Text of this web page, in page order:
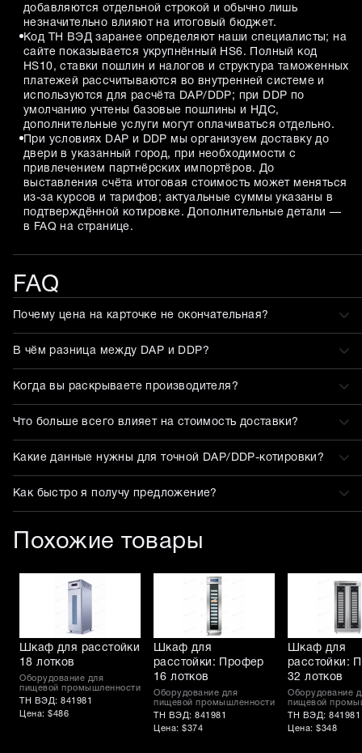
добавляются отдельной строкой и обычно лишь
незначительно влияют на итоговый бюджет.
Код ТН ВЭД заранее определяют наши специалисты; на
сайте показывается укрупнённый HS6. Полный код
HS10, ставки пошлин и налогов и структура таможенных
платежей рассчитываются во внутренней системе и
используются для расчёта DAP/DDP; при DDP по
умолчанию учтены базовые пошлины и НДС,
дополнительные услуги могут оплачиваться отдельно.
При условиях DAP и DDP мы организуем доставку до
двери в указанный город, при необходимости с
привлечением партнёрских импортёров. До
выставления счёта итоговая стоимость может меняться
из-за курсов и тарифов; актуальные суммы указаны в
подтверждённой котировке. Дополнительные детали —
в FAQ на странице.
FAQ
Почему цена на карточке не окончательная?
В чём разница между DAP и DDP?
Когда вы раскрываете производителя?
Что больше всего влияет на стоимость доставки?
Какие данные нужны для точной DAP/DDP-котировки?
Как быстро я получу предложение?
Похожие товары
Шкаф для расстойки
18 лотков
Оборудование для
пищевой промышленности
ТН ВЭД: 841981
Цена: $486
Шкаф для
расстойки: Профер
16 лотков
Оборудование для
пищевой промышленности
ТН ВЭД: 841981
Цена: $374
Шкаф для
расстойки:
32 лотков
Оборудование
пищевой
ТН ВЭД: 841981
Цена: $348